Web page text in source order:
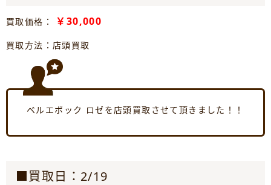
買取価格： ￥30,000
買取方法：店頭買取
ベルエポック ロゼを店頭買取させて頂きました！！
■買取日：2/19